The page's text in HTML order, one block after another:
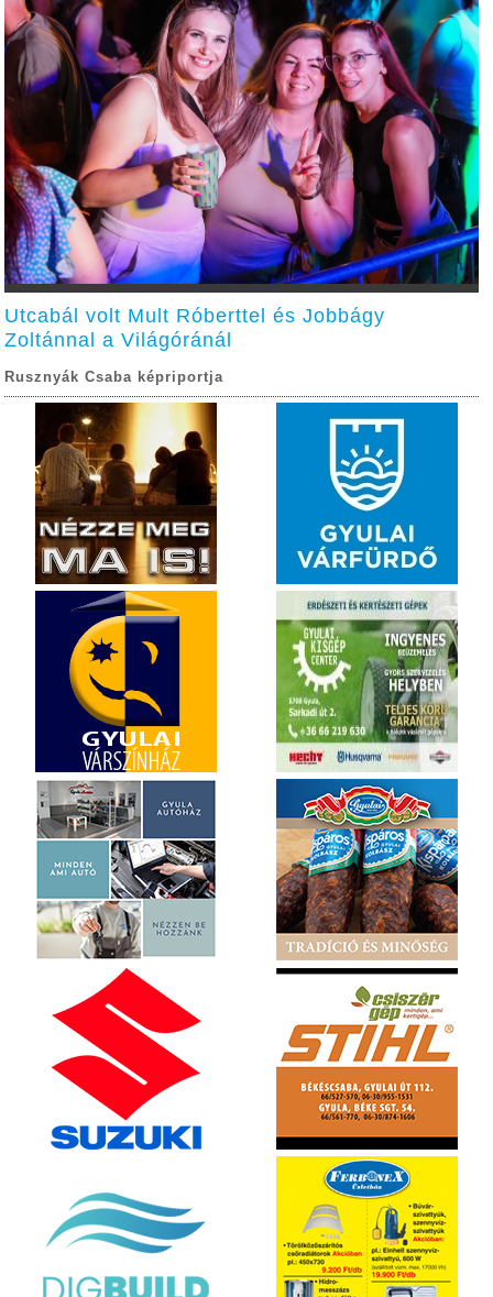
Utcabál volt Mult Róberttel és Jobbágy
Zoltánnal a Világóránál
Rusznyák Csaba képriportja